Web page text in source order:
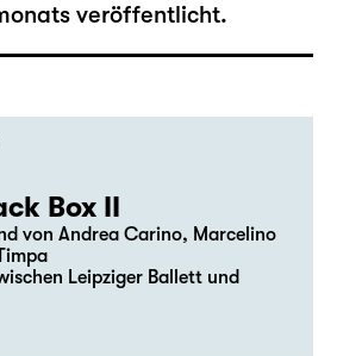
Spielplan wird bis zum 5.
veröffentlicht.
Box II
von Andrea Carino, Marcelino